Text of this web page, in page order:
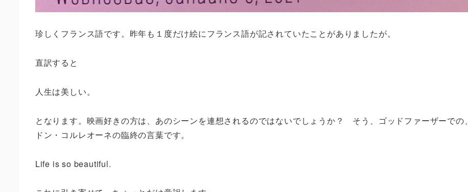
珍しくフランス語です。昨年も１度だけ絵にフランス語が記されていたことがありましたが。
直訳すると
人生は美しい。
となります。映画好きの方は、あのシーンを連想されるのではないでしょうか？ そう、ゴッドファーザーでの、
ドン・コルレオーネの臨終の言葉です。
Life is so beautiful.